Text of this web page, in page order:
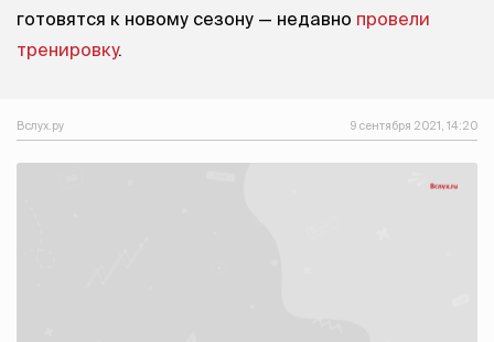
готовятся к новому сезону — недавно провели
тренировку.
Вслух.ру 9 сентября 2021, 14:20